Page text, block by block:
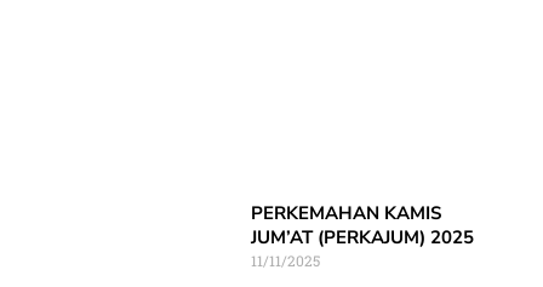
PERKEMAHAN KAMIS
JUM’AT (PERKAJUM) 2025
11/11/2025